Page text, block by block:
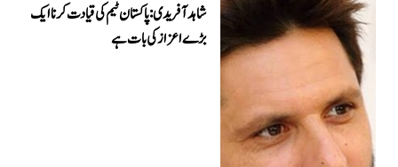
شاہد آفریدی : پاکستان ٹیم کی قیادت کرنا ایک
بڑے اعزاز کی بات ہے